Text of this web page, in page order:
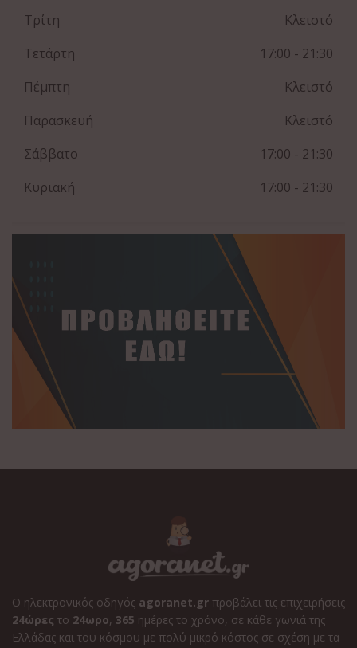
Τρίτη
Κλειστό
Τετάρτη
17:00 - 21:30
Πέμπτη
Κλειστό
Παρασκευή
Κλειστό
Σάββατο
17:00 - 21:30
Κυριακή
17:00 - 21:30
Ο ηλεκτρονικός οδηγός agoranet.gr προβάλει τις επιχειρήσεις
24ώρες το 24ωρο, 365 ημέρες το χρόνο, σε κάθε γωνιά της
Ελλάδας και του κόσμου με πολύ μικρό κόστος σε σχέση με τα